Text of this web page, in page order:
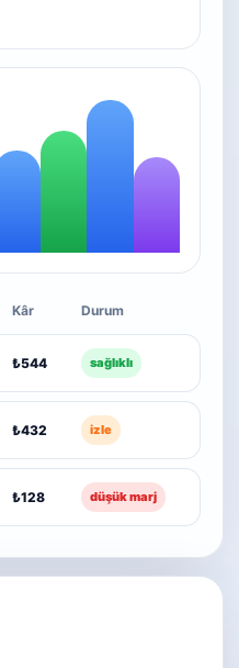
Kâr Durum
₺544 sağlıklı
₺432 izle
₺128 düşük marj